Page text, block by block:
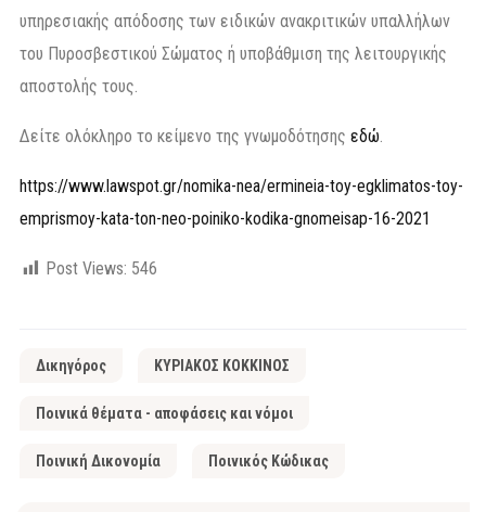
υπηρεσιακής απόδοσης των ειδικών ανακριτικών υπαλλήλων
του Πυροσβεστικού Σώματος ή υποβάθμιση της λειτουργικής
αποστολής τους.
Δείτε ολόκληρο το κείμενο της γνωμοδότησης εδώ
https://www.lawspot.gr/nomika-nea/ermineia-toy-egklimatos-toy-
emprismoy-kata-ton-neo-poiniko-kodika-gnomeisap-16-2021
Post Views: 546
Δικηγόρος ΚΥΡΙΑΚΟΣ ΚΟΚΚΙΝΟΣ
Ποινικά θέματα - αποφάσεις και νόμοι
Ποινική Δικονομία Ποινικός Κώδικας